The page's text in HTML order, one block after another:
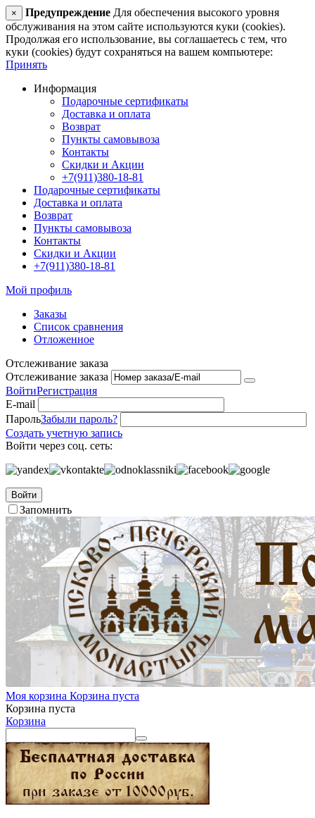
× Предупреждение Для обеспечения высокого уровня
обслуживания на этом сайте используются куки (cookies).
Продолжая его использование, вы соглашаетесь с тем, что
куки (cookies) будут сохраняться на вашем компьютере:
Принять
Информация
Подарочные сертификаты
Доставка и оплата
Возврат
Пункты самовывоза
Контакты
Скидки и Акции
+7(911)380-18-81
Подарочные сертификаты
Доставка и оплата
Возврат
Пункты самовывоза
Контакты
Скидки и Акции
+7(911)380-18-81
Мой профиль
Заказы
Список сравнения
Отложенное
Отслеживание заказа
Отслеживание заказа
ВойтиРегистрация
E-mail
ПарольЗабыли пароль?
Создать учетную запись
Войти через соц. сеть:
Войти
Запомнить
Моя корзина Корзина пуста
Корзина пуста
Корзина